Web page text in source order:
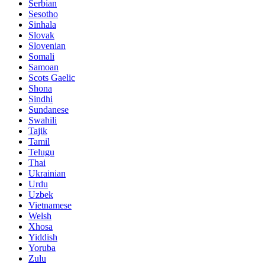
Serbian
Sesotho
Sinhala
Slovak
Slovenian
Somali
Samoan
Scots Gaelic
Shona
Sindhi
Sundanese
Swahili
Tajik
Tamil
Telugu
Thai
Ukrainian
Urdu
Uzbek
Vietnamese
Welsh
Xhosa
Yiddish
Yoruba
Zulu